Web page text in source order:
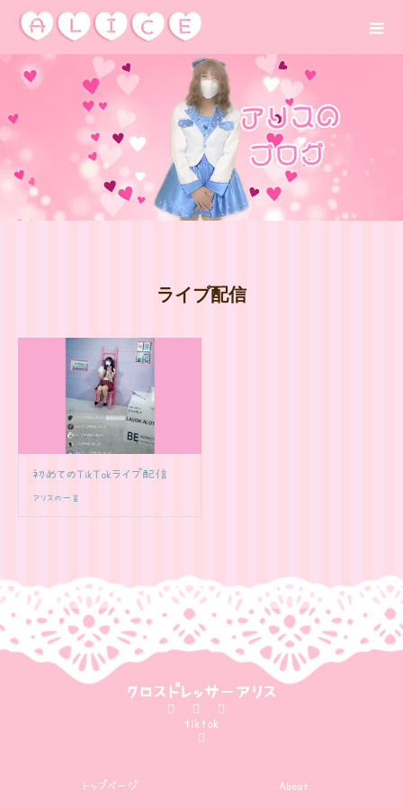
ライブ配信
初めてのTikTokライブ配信♡
アリスの一言
クロスドレッサーアリス
tiktok
トップページ About